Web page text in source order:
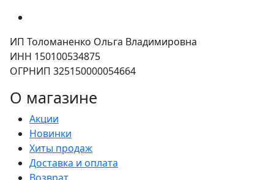
ИП Толоманенко Ольга Владимировна
ИНН 150100534875
ОГРНИП 325150000054664
О магазине
Акции
Новинки
Хиты продаж
Доставка и оплата